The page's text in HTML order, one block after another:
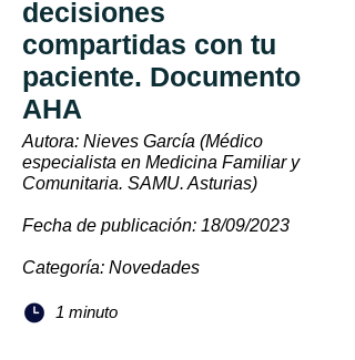
decisiones
compartidas con tu
paciente. Documento
AHA
Autora: Nieves García (Médico
especialista en Medicina Familiar y
Comunitaria. SAMU. Asturias)
Fecha de publicación: 18/09/2023
Categoría: Novedades
1 minuto